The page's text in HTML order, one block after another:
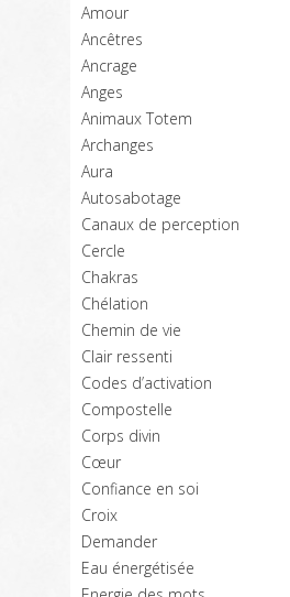
Amour
Ancêtres
Ancrage
Anges
Animaux Totem
Archanges
Aura
Autosabotage
Canaux de perception
Cercle
Chakras
Chélation
Chemin de vie
Clair ressenti
Codes d’activation
Compostelle
Corps divin
Cœur
Confiance en soi
Croix
Demander
Eau énergétisée